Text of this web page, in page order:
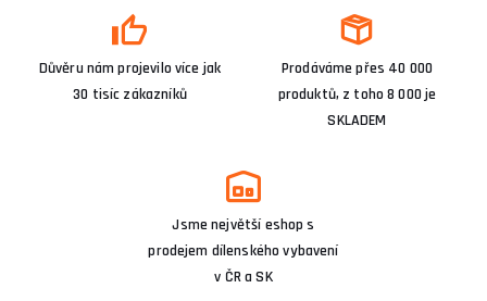
Důvěru nám projevilo více jak
30 tisíc zákazníků
Prodáváme přes 40 000
produktů, z toho 8 000 je
SKLADEM
Jsme největší eshop s
prodejem dílenského vybavení
v ČR a SK